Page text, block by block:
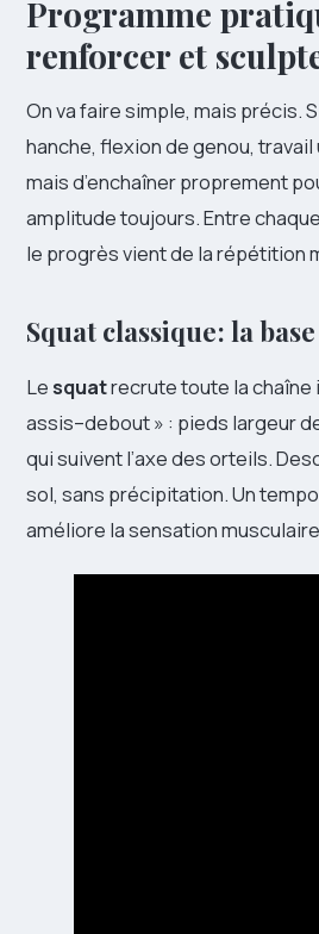
Programme
renforcer et
On va faire simple, mais précis.
hanche, flexion de genou, travail
mais d’enchaîner proprement
amplitude toujours. Entre
le progrès vient de la répétition
Squat classique : la
Lesquatrecrute toute la chaîne
assis–debout » : pieds largeur
qui suivent l’axe des orteils.
sol, sans précipitation. Un
améliore la sensation